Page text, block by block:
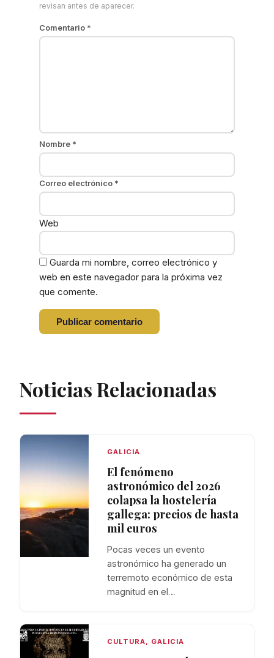
revisan antes de aparecer.
Comentario *
Nombre *
Correo electrónico *
Web
Guarda mi nombre, correo electrónico y
web en este navegador para la próxima vez
que comente.
Noticias Relacionadas
GALICIA
El fenómeno
astronómico del 2026
colapsa la hostelería
gallega: precios de hasta
mil euros
Pocas veces un evento
astronómico ha generado un
terremoto económico de esta
magnitud en el…
CULTURA, GALICIA